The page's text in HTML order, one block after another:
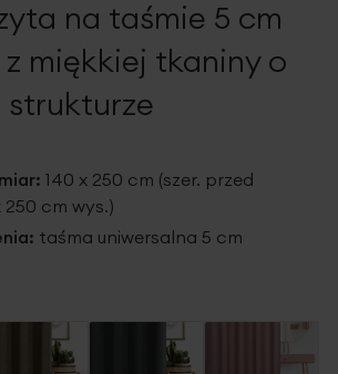
na taśmie 5 cm
miękkiej tkaniny o
strukturze
140 x 250 cm (szer. przed
cm wys.)
taśma uniwersalna 5 cm